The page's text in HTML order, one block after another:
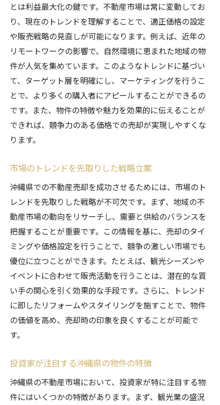
とは利益最大化の鍵です。不動産市場は常に変動してお
り、現在のトレンドを理解することで、適正価格の設定
や販売戦略の見直しが可能になります。例えば、近年の
リモートワークの影響で、自然環境に恵まれた地域の物
件が人気を集めています。このようなトレンドに基づい
て、ターゲット層を明確にし、マーケティングを行うこ
とで、より多くの購入者にアピールすることができるの
です。また、物件の特徴や魅力を効果的に伝えることが
できれば、競争力のある価格での売却が実現しやすくな
ります。
市場のトレンドを先取りした戦略立案
沖縄県での不動産売却を成功させるためには、市場のト
レンドを先取りした戦略が不可欠です。まず、地域の不
動産市場の動向をリサーチし、需要と供給のバランスを
把握することが重要です。この情報を基に、売却のタイ
ミングや価格設定を行うことで、競争の激しい市場でも
優位に立つことができます。たとえば、観光シーズンや
イベントに合わせて販売活動を行うことは、潜在的な買
い手の関心を引く効果的な手段です。さらに、トレンド
に即したリフォームやスタイリングを施すことで、物件
の価値を高め、売却時の印象を良くすることが可能で
す。
投資家が注目する沖縄県の物件の特徴
沖縄県の不動産市場において、投資家が特に注目する物
件にはいくつかの特徴があります。まず、観光業の盛況